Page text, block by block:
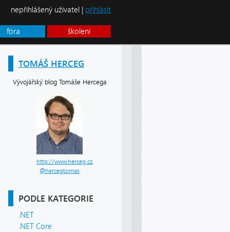
fóra školení
nepřihlášený uživatel | přihlásit
TOMÁŠ HERCEG
Vývojářský blog Tomáše Hercega
http://www.herceg.cz
@hercegtomas
PODLE KATEGORIE
.NET
.NET Core